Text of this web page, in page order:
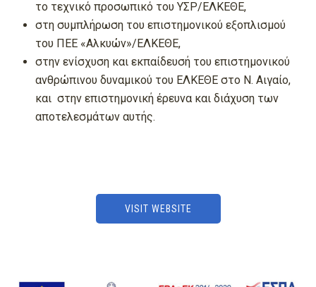
το τεχνικό προσωπικό του ΥΣΡ/ΕΛΚΕΘΕ,
στη συμπλήρωση του επιστημονικού εξοπλισμού
του ΠΕΕ «Αλκυών»/ΕΛΚΕΘΕ,
στην ενίσχυση και εκπαίδευσή του επιστημονικού
ανθρώπινου δυναμικού του ΕΛΚΕΘΕ στο Ν. Αιγαίο,
και στην επιστημονική έρευνα και διάχυση των
αποτελεσμάτων αυτής.
VISIT WEBSITE